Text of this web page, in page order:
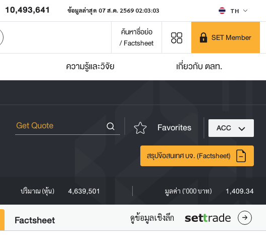
10,493,641 ข้อมูลล่าสุด 07 ส.ค. 2569 02:03:03 TH
ค้นหาชื่อย่อ
/ Factsheet
SET Member
ความรู้และวิจัย เกี่ยวกับ ตลท.
Favorites ACC
สรุปข้อสนเทศ บจ. (Factsheet)
ปริมาณ (หุ้น) 4,639,501 มูลค่า ('000 บาท) 1,409.34
Factsheet ดูข้อมูลเชิงลึก